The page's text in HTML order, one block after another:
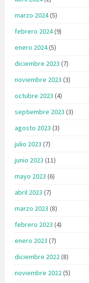
marzo 2024(5)
febrero 2024(9)
enero 2024(5)
diciembre 2023 (7)
noviembre 2023 (3)
octubre 2023 (4)
septiembre 2023 (3)
agosto 2023 (3)
julio 2023 (7)
junio 2023 (11)
mayo 2023 (6)
abril 2023 (7)
marzo 2023 (8)
febrero 2023 (4)
enero 2023 (7)
diciembre 2022(8)
noviembre 2022(5)